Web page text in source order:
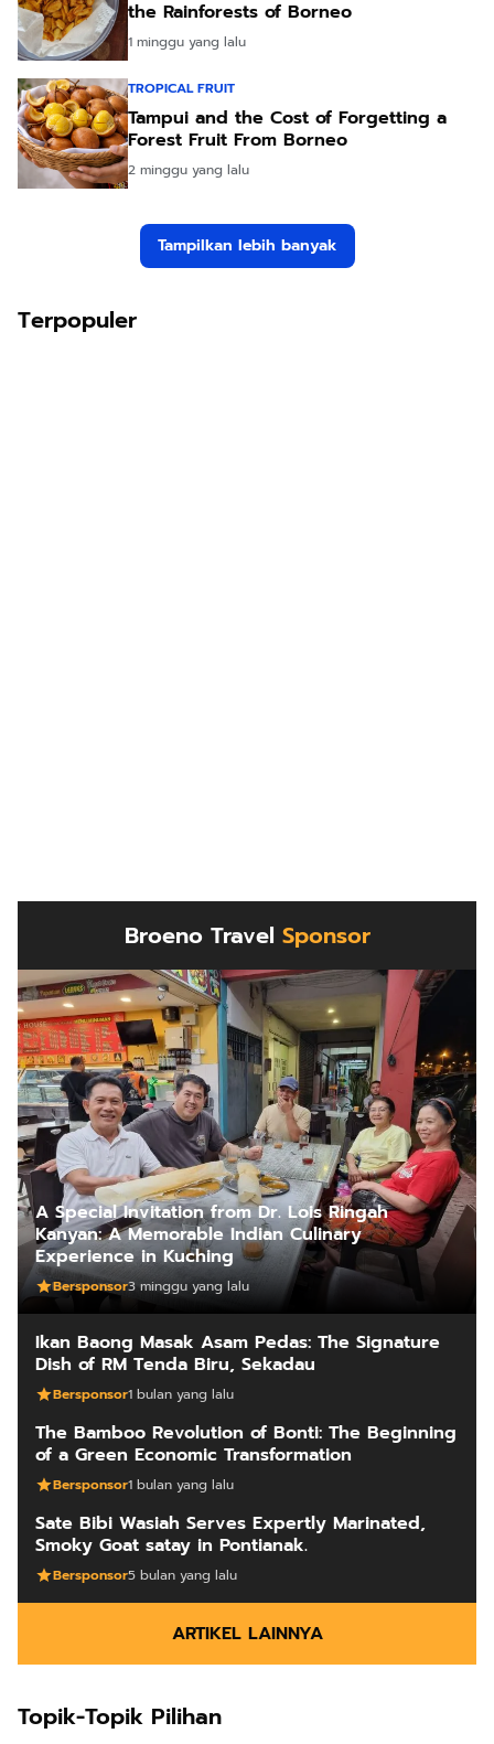
the Rainforests of Borneo
1 minggu yang lalu
TROPICAL FRUIT
Tampui and the Cost of Forgetting a
Forest Fruit From Borneo
2 minggu yang lalu
Tampilkan lebih banyak
Terpopuler
Broeno Travel Sponsor
A Special Invitation from Dr. Lois Ringah
Kanyan: A Memorable Indian Culinary
Experience in Kuching
Bersponsor3 minggu yang lalu
Ikan Baong Masak Asam Pedas: The Signature
Dish of RM Tenda Biru, Sekadau
Bersponsor1 bulan yang lalu
The Bamboo Revolution of Bonti: The Beginning
of a Green Economic Transformation
Bersponsor1 bulan yang lalu
Sate Bibi Wasiah Serves Expertly Marinated,
Smoky Goat satay in Pontianak.
Bersponsor5 bulan yang lalu
ARTIKEL LAINNYA
Topik-Topik Pilihan